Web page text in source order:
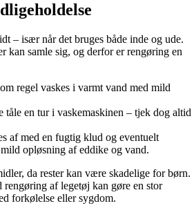
– især når det bruges både inde og ude.
kan samle sig, og derfor er rengøring en
regel vaskes i varmt vand med mild
tåle en tur i vaskemaskinen – tjek dog altid
af med en fugtig klud og eventuelt
opløsning af eddike og vand.
da rester kan være skadelige for børn.
af legetøj kan gøre en stor
forkølelse eller sygdom.